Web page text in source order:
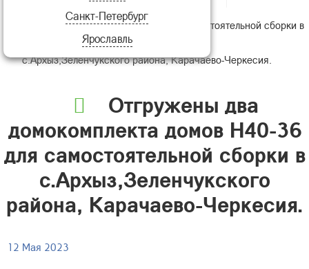
Санкт-Петербург
Ярославль
два домокомплекта домов Н40-36 для самостоятельной сборки в
с.Архыз,Зеленчукского района, Карачаево-Черкесия.
Отгружены два
домокомплекта домов Н40-36
для самостоятельной сборки в
с.Архыз,Зеленчукского
района, Карачаево-Черкесия.
12 Мая 2023